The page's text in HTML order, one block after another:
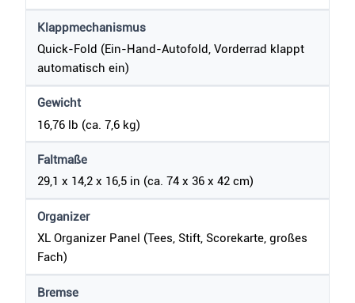
Klappmechanismus
Quick-Fold (Ein-Hand-Autofold, Vorderrad klappt
automatisch ein)
Gewicht
16,76 lb (ca. 7,6 kg)
Faltmaße
29,1 x 14,2 x 16,5 in (ca. 74 x 36 x 42 cm)
Organizer
XL Organizer Panel (Tees, Stift, Scorekarte, großes
Fach)
Bremse